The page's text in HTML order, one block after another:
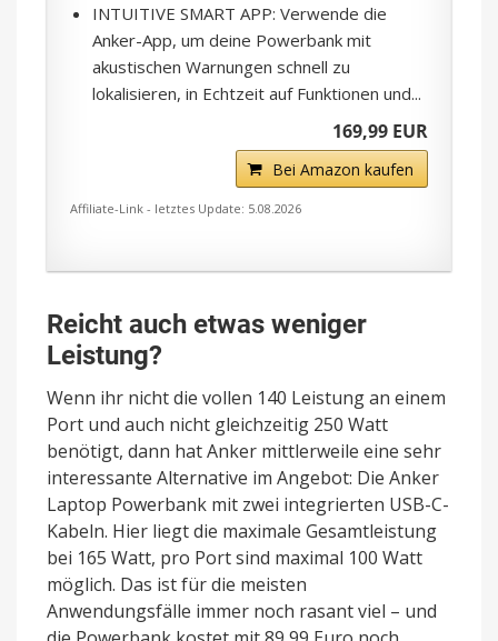
INTUITIVE SMART APP: Verwende die
Anker-App, um deine Powerbank mit
akustischen Warnungen schnell zu
lokalisieren, in Echtzeit auf Funktionen und...
169,99 EUR
Bei Amazon kaufen
Affiliate-Link - letztes Update: 5.08.2026
Reicht auch etwas weniger
Leistung?
Wenn ihr nicht die vollen 140 Leistung an einem
Port und auch nicht gleichzeitig 250 Watt
benötigt, dann hat Anker mittlerweile eine sehr
interessante Alternative im Angebot: Die Anker
Laptop Powerbank mit zwei integrierten USB-C-
Kabeln. Hier liegt die maximale Gesamtleistung
bei 165 Watt, pro Port sind maximal 100 Watt
möglich. Das ist für die meisten
Anwendungsfälle immer noch rasant viel – und